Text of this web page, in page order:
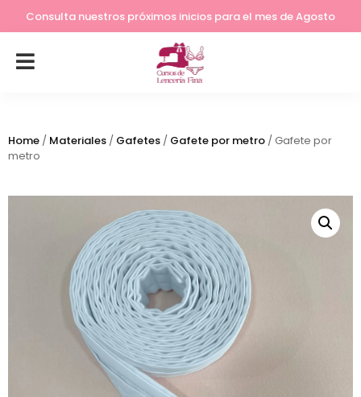
Consulta nuestros próximos inicios para el mes de Agosto
Home / Materiales / Gafetes / Gafete por metro / Gafete por
metro